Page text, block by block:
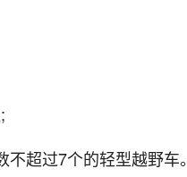
超过7个的轻型越野车。